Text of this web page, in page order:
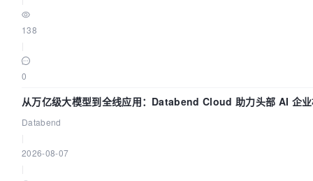
138
0
从万亿级大模型到全线应用：Databend Cloud 助力头部 AI 企
路 Trace 数据管道
Databend
2026-08-07